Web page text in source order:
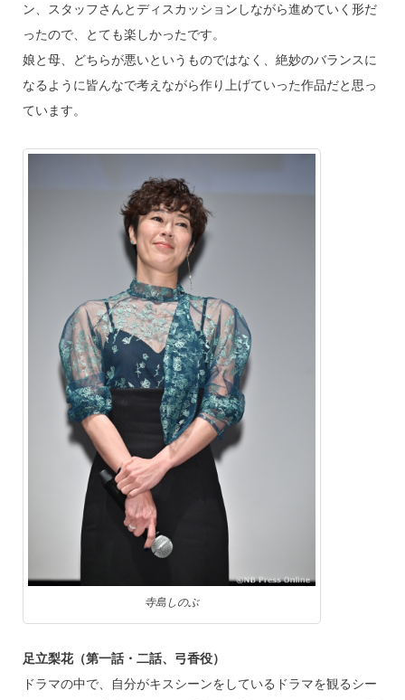
ン、スタッフさんとディスカッションしながら進めていく形だ
ったので、とても楽しかったです。
娘と母、どちらが悪いというものではなく、絶妙のバランスに
なるように皆んなで考えながら作り上げていった作品だと思っ
ています。
寺島しのぶ
足立梨花（第一話・二話、弓香役）
ドラマの中で、自分がキスシーンをしているドラマを観るシー